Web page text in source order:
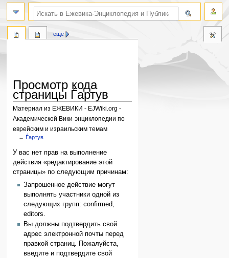
Просмотр кода
страницы Ѓартув
Материал из ЕЖЕВИКИ - EJWiki.org -
Академической Вики-энциклопедии по
еврейским и израильским темам
←Ѓартув
Перейти
к
навигации
Перейти
к
поиску
У вас нет прав на выполнение
действия «редактирование этой
страницы» по следующим причинам:
Запрошенное действие могут
выполнять участники одной из
следующих групп: confirmed,
editors.
Вы должны подтвердить свой
адрес электронной почты перед
правкой страниц. Пожалуйста,
введите и подтвердите свой
ещё
поиск по словам